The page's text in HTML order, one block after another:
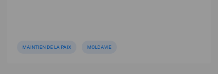
MAINTIEN DE LA PAIX MOLDAVIE